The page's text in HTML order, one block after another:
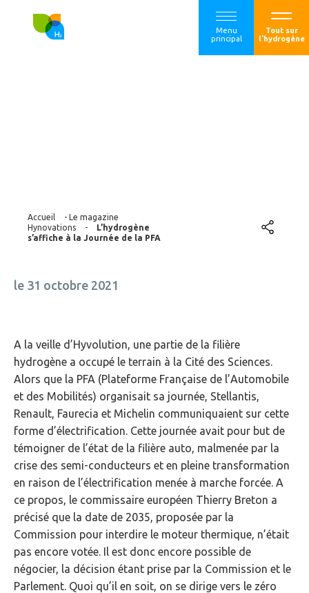
Menu
principal
Tout sur
l'hydrogène
Accueil - Le magazine
Hynovations
-
L’hydrogène
s’affiche à la Journée de la PFA
le 31 octobre 2021
A la veille d’Hyvolution, une partie de la filière
hydrogène a occupé le terrain à la Cité des Sciences.
Alors que la PFA (Plateforme Française de l’Automobile
et des Mobilités) organisait sa journée, Stellantis,
Renault, Faurecia et Michelin communiquaient sur cette
forme d’électrification. Cette journée avait pour but de
témoigner de l’état de la filière auto, malmenée par la
crise des semi-conducteurs et en pleine transformation
en raison de l’électrification menée à marche forcée. A
ce propos, le commissaire européen Thierry Breton a
précisé que la date de 2035, proposée par la
Commission pour interdire le moteur thermique, n’était
pas encore votée. Il est donc encore possible de
négocier, la décision étant prise par la Commission et le
Parlement. Quoi qu’il en soit, on se dirige vers le zéro